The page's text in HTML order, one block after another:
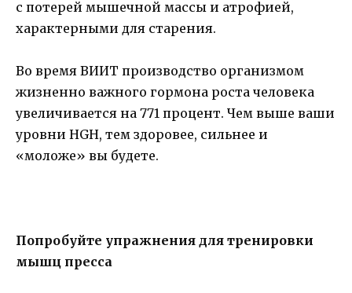
с потерей мышечной массы и атрофией,
характерными для старения.
Во время ВИИТ производство организмом
жизненно важного гормона роста человека
увеличивается на 771 процент. Чем выше ваши
уровни HGH, тем здоровее, сильнее и
«моложе» вы будете.
Попробуйте упражнения для тренировки
мышц пресса